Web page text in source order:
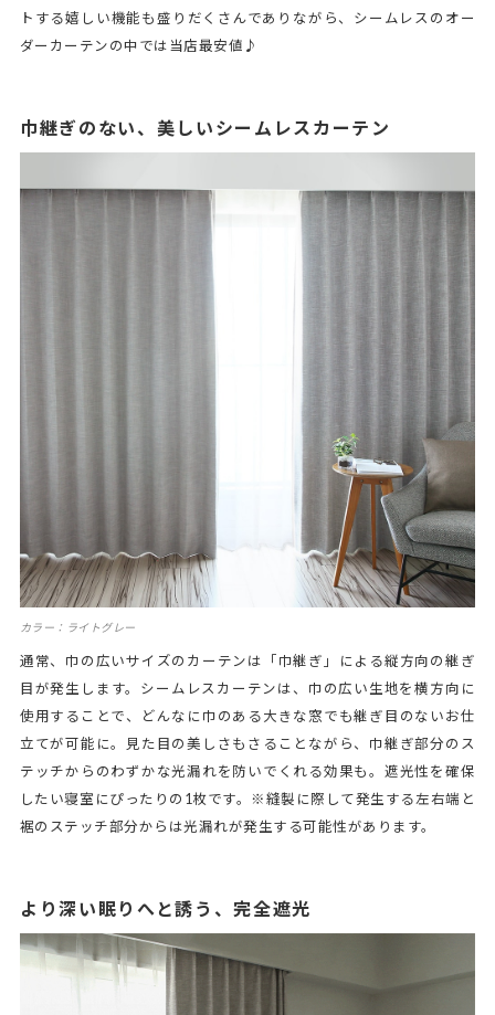
トする嬉しい機能も盛りだくさんでありながら、シームレスのオー
ダーカーテンの中では当店最安値♪
巾継ぎのない、美しいシームレスカーテン
カラー：ライトグレー
通常、巾の広いサイズのカーテンは「巾継ぎ」による縦方向の継ぎ
目が発生します。シームレスカーテンは、巾の広い生地を横方向に
使用することで、どんなに巾のある大きな窓でも継ぎ目のないお仕
立てが可能に。見た目の美しさもさることながら、巾継ぎ部分のス
テッチからのわずかな光漏れを防いでくれる効果も。遮光性を確保
したい寝室にぴったりの1枚です。※縫製に際して発生する左右端と
裾のステッチ部分からは光漏れが発生する可能性があります。
より深い眠りへと誘う、完全遮光